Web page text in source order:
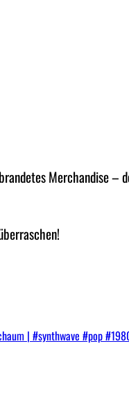
Merchandise
| #synthwave #pop